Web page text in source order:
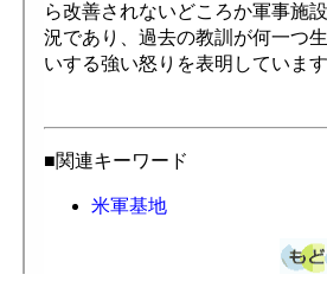
ら改善されないどころか軍事施
況であり、過去の教訓が何一つ
いする強い怒りを表明しています
■関連キーワード
米軍基地